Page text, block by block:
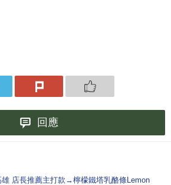
回應
店長推薦主打款→檸檬鐵塔乳酪條Lemon